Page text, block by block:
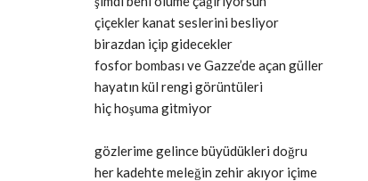
çiçekler kanat seslerini besliyor
birazdan içip gidecekler
fosfor bombası ve Gazze’de açan güller
hayatın kül rengi görüntüleri
hiç hoşuma gitmiyor
gözlerime gelince büyüdükleri doğru
her kadehte meleğin zehir akıyor içime